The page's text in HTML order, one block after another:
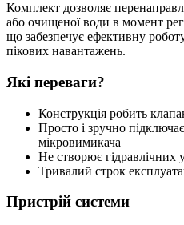
Комплект дозволяє
або очищеної води в момент
що забезпечує ефективну
пікових навантажень.
Які переваги?
Конструкція робить
Просто і зручно
мікровимикача
Не створює гідравлічних
Тривалий строк
Пристрій системи